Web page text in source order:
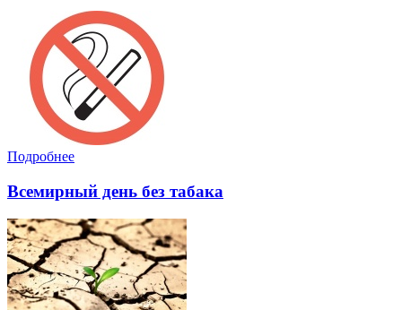
Подробнее
Всемирный день без табака